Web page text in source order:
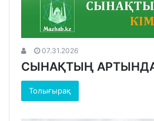
07.31.2026
СЫНАҚТЫҢ АРТЫНДА
Толығырақ